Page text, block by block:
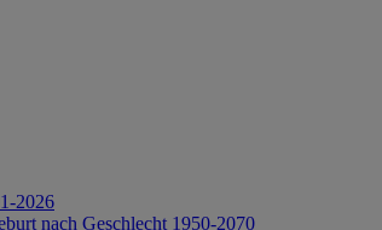
2026
nach Geschlecht 1950-2070